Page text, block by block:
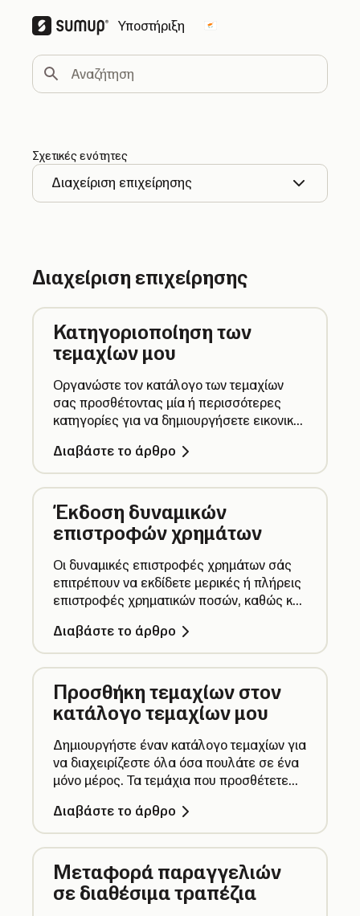
Υποστήριξη Change country
Αναζήτηση
Σχετικές ενότητες
Διαχείριση επιχείρησης
Διαχείριση επιχείρησης
Κατηγοριοποίηση των
τεμαχίων μου
Οργανώστε τον κατάλογο των τεμαχίων
σας προσθέτοντας μία ή περισσότερες
κατηγορίες για να δημιουργήσετε εικονικά
Επεξεργαστείτε ή διαγράψτε κατηγορίες
για να διαχειρίζεστε τα τεμάχιά σας.
Διαβάστε το άρθρο
Έκδοση δυναμικών
επιστροφών χρημάτων
Οι δυναμικές επιστροφές χρημάτων σάς
επιτρέπουν να εκδίδετε μερικές ή πλήρεις
επιστροφές χρηματικών ποσών, καθώς και
ακριβείς αναφορές και λογιστική.
Διαβάστε το άρθρο
Προσθήκη τεμαχίων στον
κατάλογο τεμαχίων μου
Δημιουργήστε έναν κατάλογο τεμαχίων για
να διαχειρίζεστε όλα όσα πουλάτε σε ένα
μόνο μέρος. Τα τεμάχια που προσθέτετε
χρησιμοποιείτε τη SumUp.
Διαβάστε το άρθρο
Μεταφορά παραγγελιών
σε διαθέσιμα τραπέζια